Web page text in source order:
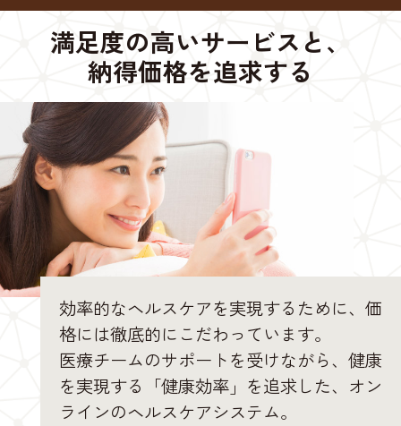
満足度の高いサービスと、
納得価格を追求する
効率的なヘルスケアを実現するために、価
格には徹底的にこだわっています。
医療チームのサポートを受けながら、健康
を実現する「健康効率」を追求した、オン
ラインのヘルスケアシステム。